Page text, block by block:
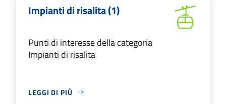
Impianti di risalita (1)
Punti di interesse della categoria
Impianti di risalita
LEGGI DI PIÙ